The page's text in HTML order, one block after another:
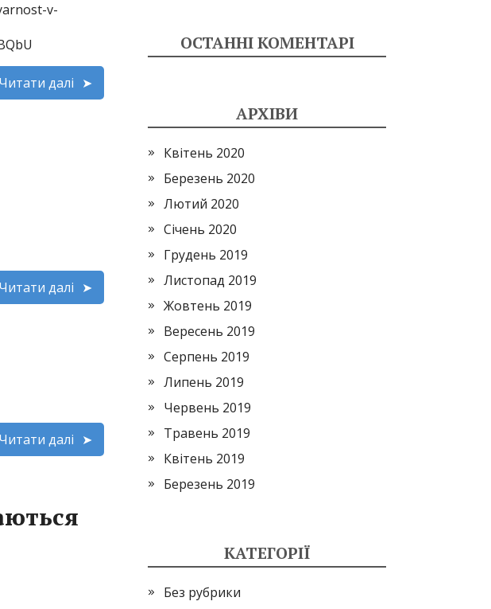
v-
Читати далі
Читати далі
Читати далі
ОСТАННІ КОМЕНТАРІ
АРХІВИ
Квітень 2020
Березень 2020
Лютий 2020
Січень 2020
Грудень 2019
Листопад 2019
Жовтень 2019
Вересень 2019
Серпень 2019
Липень 2019
Червень 2019
Травень 2019
Квітень 2019
Березень 2019
КАТЕГОРІЇ
Без рубрики